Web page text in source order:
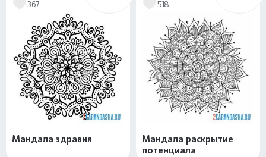
367
Мандала здравия
518
Мандала раскрытие
потенциала